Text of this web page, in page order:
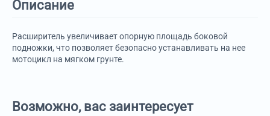
Описание
Расширитель увеличивает опорную площадь боковой
подножки, что позволяет безопасно устанавливать на нее
мотоцикл на мягком грунте.
Возможно, вас заинтересует